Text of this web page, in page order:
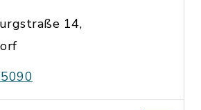
14,